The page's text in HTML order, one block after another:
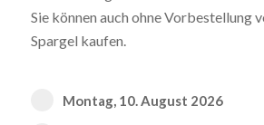
Sie können auch ohne Vorbestellung
Spargel kaufen.
Montag, 10. August 2026